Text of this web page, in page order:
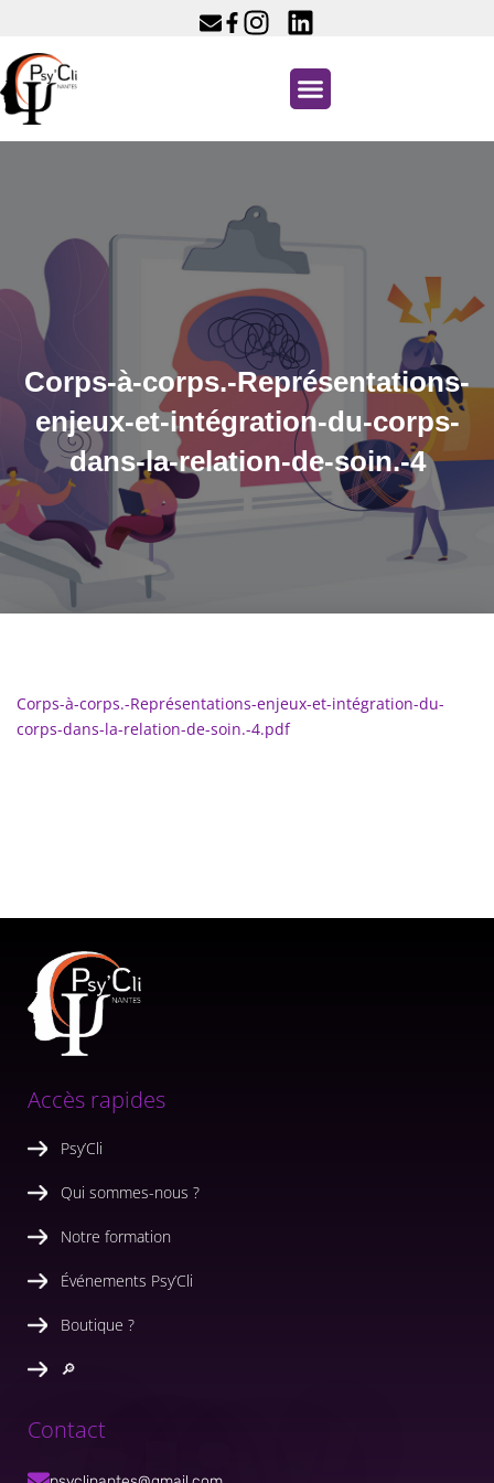
Corps-à-corps.-Représentations-
enjeux-et-intégration-du-corps-
dans-la-relation-de-soin.-4
Corps-à-corps.-Représentations-enjeux-et-intégration-du-
corps-dans-la-relation-de-soin.-4.pdf
Accès rapides
Psy’Cli
Qui sommes-nous ?
Notre formation
Événements Psy’Cli
Boutique ?
🔎
Contact